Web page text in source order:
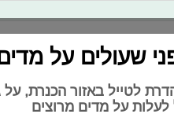
שעולים על
לטייל באזור הכנרת, על
לעלות על מדים מרוצים